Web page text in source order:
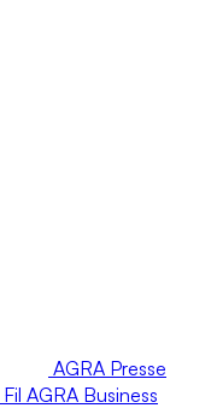
AGRA Presse
Fil AGRA Business